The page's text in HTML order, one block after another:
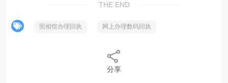
THE END
照相馆办理回执 网上办理数码回执
分享